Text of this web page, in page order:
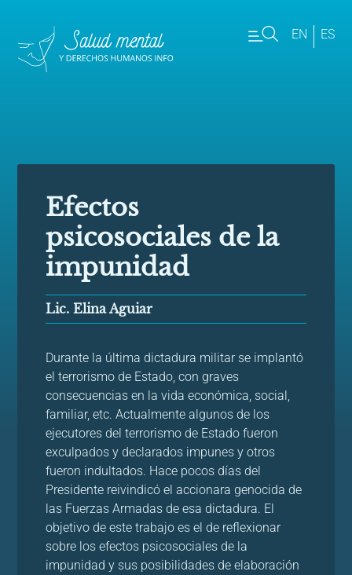
EN ES
Efectos
psicosociales de la
impunidad
Lic. Elina Aguiar
Durante la última dictadura militar se implantó
el terrorismo de Estado, con graves
consecuencias en la vida económica, social,
familiar, etc. Actualmente algunos de los
ejecutores del terrorismo de Estado fueron
exculpados y declarados impunes y otros
fueron indultados. Hace pocos días del
Presidente reivindicó el accionara genocida de
las Fuerzas Armadas de esa dictadura. El
objetivo de este trabajo es el de reflexionar
sobre los efectos psicosociales de la
impunidad y sus posibilidades de elaboración